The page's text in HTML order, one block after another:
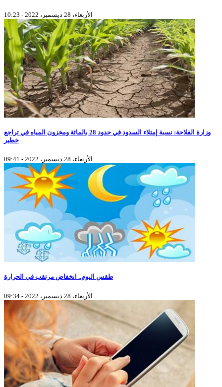
الأربعاء، 28 ديسمبر، 2022 - 10:23
وزارة الفلاحة: نسبة إمتلاء السدود في حدود 28 بالمائة ومخزون المياه في تراجع
خطير
الأربعاء، 28 ديسمبر، 2022 - 09:41
طقس اليوم.. انخفاض مرتقب في الحرارة
الأربعاء، 28 ديسمبر، 2022 - 09:34